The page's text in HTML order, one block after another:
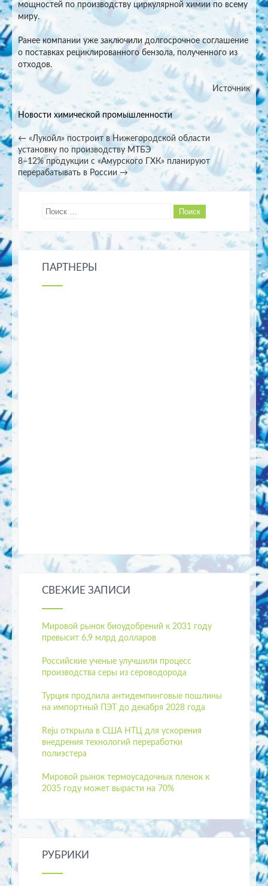
мощностей по производству циркулярной химии по всему
миру.
Ранее компании уже заключили долгосрочное соглашение
о поставках рециклированного бензола, полученного из
отходов.
Источник
Новости химической промышленности
Post
navigation
← «Лукойл» построит в Нижегородской области
установку по производству МТБЭ
8–12% продукции с «Амурского ГХК» планируют
перерабатывать в России→
ПАРТНЕРЫ
СВЕЖИЕ ЗАПИСИ
Мировой рынок биоудобрений к 2031 году
превысит 6,9 млрд долларов
Российские ученые улучшили процесс
производства серы из сероводорода
Турция продлила антидемпинговые пошлины
на импортный ПЭТ до декабря 2028 года
Reju открыла в США НТЦ для ускорения
внедрения технологий переработки
полиэстера
Мировой рынок термоусадочных пленок к
2035 году может вырасти на 70%
РУБРИКИ